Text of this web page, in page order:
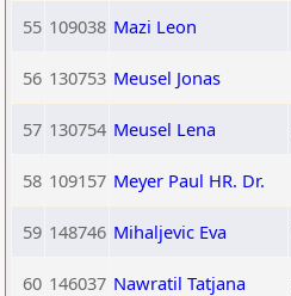
55 109038 Mazi Leon
56 130753 Meusel Jonas
57 130754 Meusel Lena
58 109157 Meyer Paul HR. Dr.
59 148746 Mihaljevic Eva
60 146037 Nawratil Tatjana